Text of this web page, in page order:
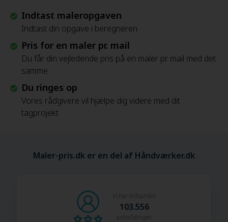
Indtast maleropgaven
Indtast din opgave i beregneren
Pris for en maler pr. mail
Du får din vejledende pris på en maler pr. mail med det
samme
Du ringes op
Vores rådgivere vil hjælpe dig videre med dit
tagprojekt
Maler-pris.dk er en del af Håndværker.dk
Vi har indsamlet
103.556
anbefalinger